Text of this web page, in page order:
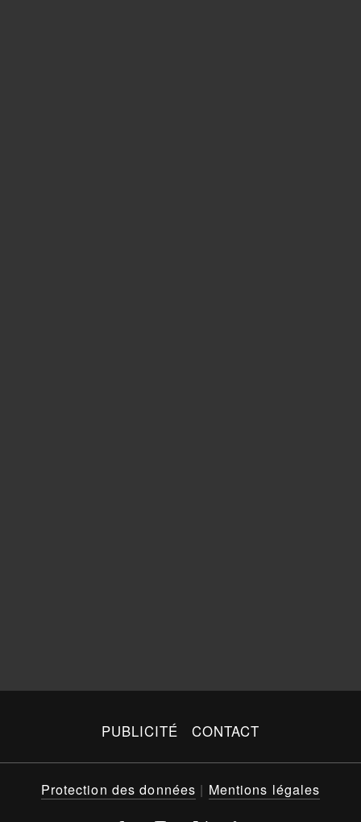
PUBLICITÉ CONTACT
Protection des données | Mentions légales